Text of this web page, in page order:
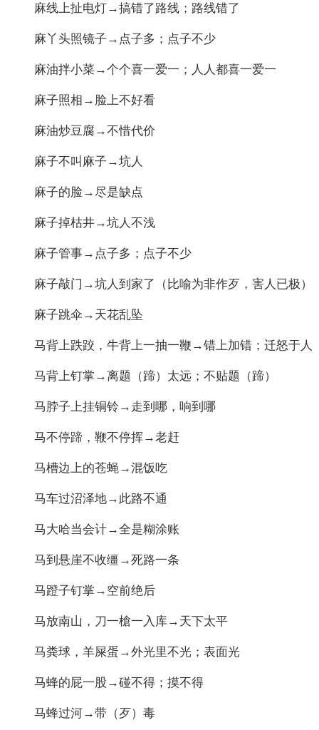
麻线上扯电灯→搞错了路线；路线错了
麻丫头照镜子→点子多；点子不少
麻油拌小菜→个个喜一爱一；人人都喜一爱一
麻子照相→脸上不好看
麻油炒豆腐→不惜代价
麻子不叫麻子→坑人
麻子的脸→尽是缺点
麻子掉枯井→坑人不浅
麻子管事→点子多；点子不少
麻子敲门→坑人到家了（比喻为非作歹，害人已极）
麻子跳伞→天花乱坠
马背上跌跤，牛背上一抽一鞭→错上加错；迁怒于人
马背上钉掌→离题（蹄）太远；不贴题（蹄）
马脖子上挂铜铃→走到哪，响到哪
马不停蹄，鞭不停挥→老赶
马槽边上的苍蝇→混饭吃
马车过沼泽地→此路不通
马大哈当会计→全是糊涂账
马到悬崖不收缰→死路一条
马蹬子钉掌→空前绝后
马放南山，刀一槍一入库→天下太平
马粪球，羊屎蛋→外光里不光；表面光
马蜂的屁一股→碰不得；摸不得
马蜂过河→带（歹）毒